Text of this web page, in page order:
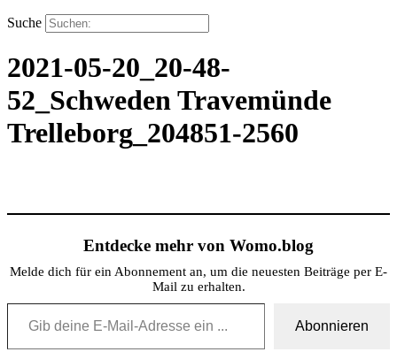
Suche
2021-05-20_20-48-
52_Schweden Travemünde
Trelleborg_204851-2560
Entdecke mehr von Womo.blog
Melde dich für ein Abonnement an, um die neuesten Beiträge per E-
Mail zu erhalten.
Gib deine E-Mail-Adresse ein ...
Abonnieren